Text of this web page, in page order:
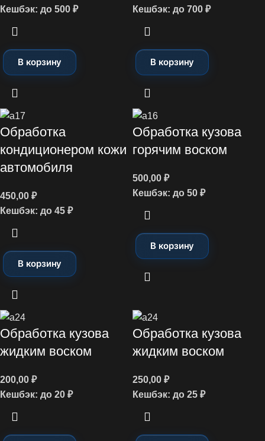
Кешбэк: до 500 ₽
В корзину
Кешбэк: до 700 ₽
В корзину
Обработка
кондиционером кожи
автомобиля
450,00 ₽
Кешбэк: до 45 ₽
В корзину
Обработка кузова
горячим воском
500,00 ₽
Кешбэк: до 50 ₽
В корзину
Обработка кузова
жидким воском
200,00 ₽
Кешбэк: до 20 ₽
Обработка кузова
жидким воском
250,00 ₽
Кешбэк: до 25 ₽